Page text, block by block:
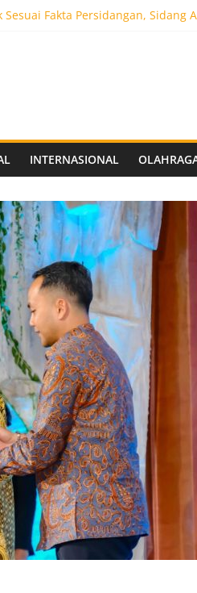
Fakta Persidangan, Sidang
Berkapasitas 10 Ribu Penonton,
Mulai Perjuangan di Final OLIVIA XI
Keamanan Website dan
INTERNASIONAL